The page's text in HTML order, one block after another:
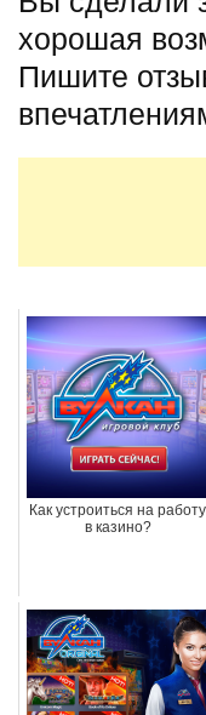
хорошая
Пишите
Как устроиться на работу
в казино?